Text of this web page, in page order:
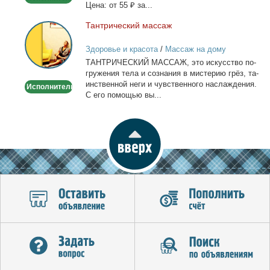
Це­на: от 55 ₽ за...
Тантрический
массаж
Исполнитель
Тан­три­че­ский мас­саж
Здоровье и красота/ Массаж на дому
ТАНТРИЧЕСКИЙ МАССАЖ, это ис­кус­ство по­
гру­же­ния те­ла и со­зна­ния в ми­сте­рию грёз, та­
ин­ствен­ной неги и чув­ствен­но­го на­сла­жде­ния.
С его по­мо­щью вы...